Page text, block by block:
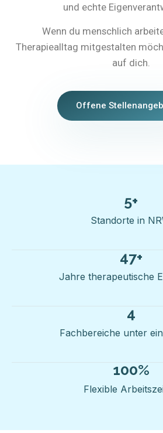
und echte
Wenn du menschlich
Therapiealltag mitgestalten
auf dich.
Offene
Jahre therapeutische
47+
Standorte in
5+
Fachbereiche unter
4
Flexible
100%